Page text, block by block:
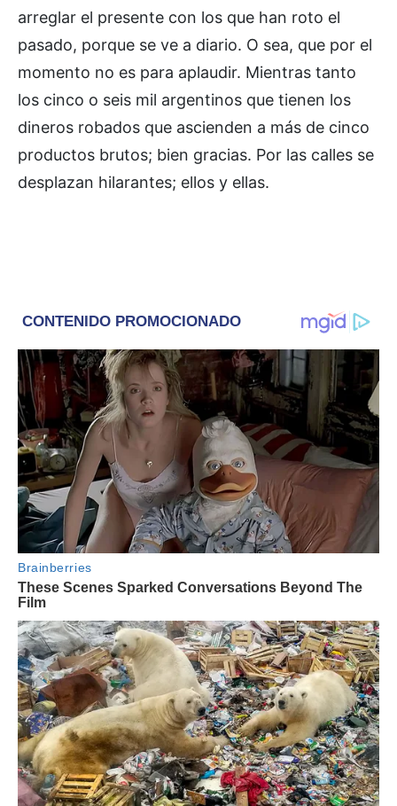
arreglar el presente con los que han roto el
pasado, porque se ve a diario. O sea, que por el
momento no es para aplaudir. Mientras tanto
los cinco o seis mil argentinos que tienen los
dineros robados que ascienden a más de cinco
productos brutos; bien gracias. Por las calles se
desplazan hilarantes; ellos y ellas.